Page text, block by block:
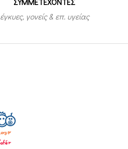
έγκυες, γονείς & επ. υγείας